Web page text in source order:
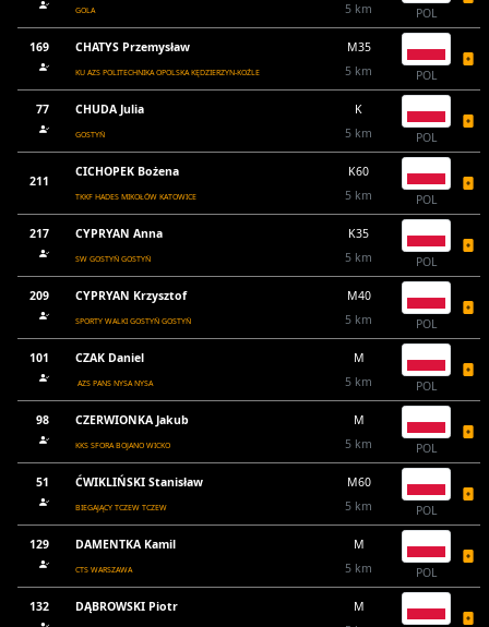
GOLA
5 km
POL
169 CHATYS Przemysław
KU AZS POLITECHNIKA OPOLSKA KĘDZIERZYN-KOŹLE
M35
5 km
POL
77 CHUDA Julia
GOSTYŃ
K
5 km
POL
211
CICHOPEK Bożena
TKKF HADES MIKOŁÓW KATOWICE
K60
5 km
POL
217 CYPRYAN Anna
SW GOSTYŃ GOSTYŃ
K35
5 km
POL
209 CYPRYAN Krzysztof
SPORTY WALKI GOSTYŃ GOSTYŃ
M40
5 km
POL
101 CZAK Daniel
AZS PANS NYSA NYSA
M
5 km
POL
98 CZERWIONKA Jakub
KKS SFORA BOJANO WICKO
M
5 km
POL
51 ĆWIKLIŃSKI Stanisław
BIEGAJĄCY TCZEW TCZEW
M60
5 km
POL
129 DAMENTKA Kamil
CTS WARSZAWA
M
5 km
POL
132 DĄBROWSKI Piotr
M